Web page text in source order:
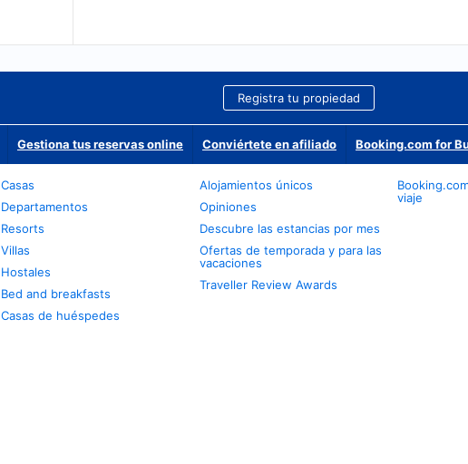
Registra tu propiedad
Gestiona tus reservas online Conviértete en afiliado Booking.com for
Casas
Departamentos
Resorts
Villas
Hostales
Bed and breakfasts
Casas de huéspedes
Alojamientos únicos
Opiniones
Descubre las estancias por mes
Ofertas de temporada y para las
vacaciones
Traveller Review Awards
viaje